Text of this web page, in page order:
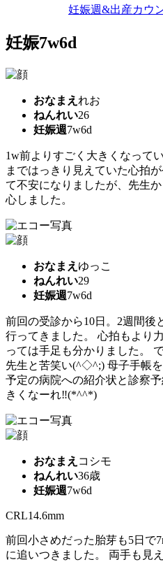
妊娠週&出産カウ
妊娠7w6d
おなまえ れお
ねんれい26
妊娠週7w6d
1w前よりすごく大きくなって
まではっきり見えていた心拍
て不安になりましたが、先生
心しました。
おなまえ ゆっこ
ねんれい29
妊娠週7w6d
前回の受診から10日。2週間後
行ってきました。 心拍もより
っては手足も分かりました。
先生と苦笑い(^◇^;) 母子手帳
予定の病院への紹介状と診察
きくなーれ‼︎(*^^*)
おなまえ コシモ
ねんれい36歳
妊娠週7w6d
CRL14.6mm
前回小さめだった胎芽も5日で
に追いつきました。 両手も見